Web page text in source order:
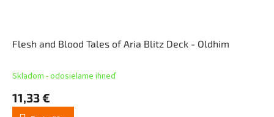
Flesh and Blood Tales of Aria Blitz Deck - Oldhim
Skladom - odosielame ihneď
11,33 €